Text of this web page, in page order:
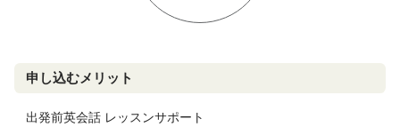
申し込むメリット
出発前英会話 レッスンサポート